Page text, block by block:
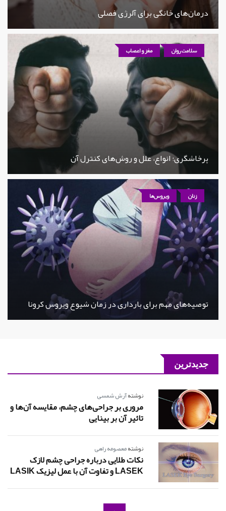
درمان‌های خانگی برای آلرژی فصلی
سلامت روان مغز و اعصاب
پرخاشگری؛ انواع، علل و روش‌های کنترل آن
زنان ویروس‌ها
توصیه‌های مهم برای بارداری در زمان شیوع ویروس کرونا
جدیدترین
نوشتهآرش شمسی
مروری بر جراحی‌های چشم، مقایسه آن‌ها و
تائیر آن بر بینایی
نوشتهمعصومه راهی
نکات طلایی درباره جراحی چشم لازک
LASEK و تفاوت آن با عمل لیزیک LASIK